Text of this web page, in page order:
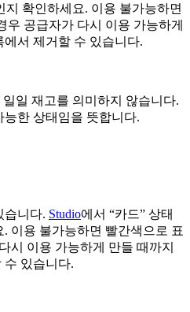
지 확인하세요. 이용 불가능하면
우 공급자가 다시 이용 가능하게
서 제거할 수 있습니다.
일 재고를 의미하지 않습니다.
한 상태임을 뜻합니다.
습니다. Studio에서 “카드” 상태
이용 불가능하면 빨간색으로 표
시 이용 가능하게 만들 때까지
수 있습니다.